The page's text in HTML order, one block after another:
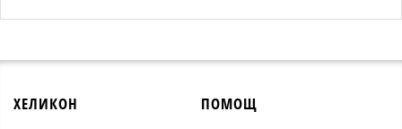
ХЕЛИКОН ПОМОЩ